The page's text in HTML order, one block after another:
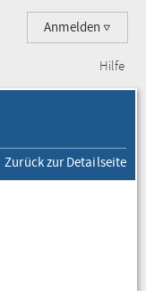
Anmelden
Hilfe
Zurück zur Detailseite